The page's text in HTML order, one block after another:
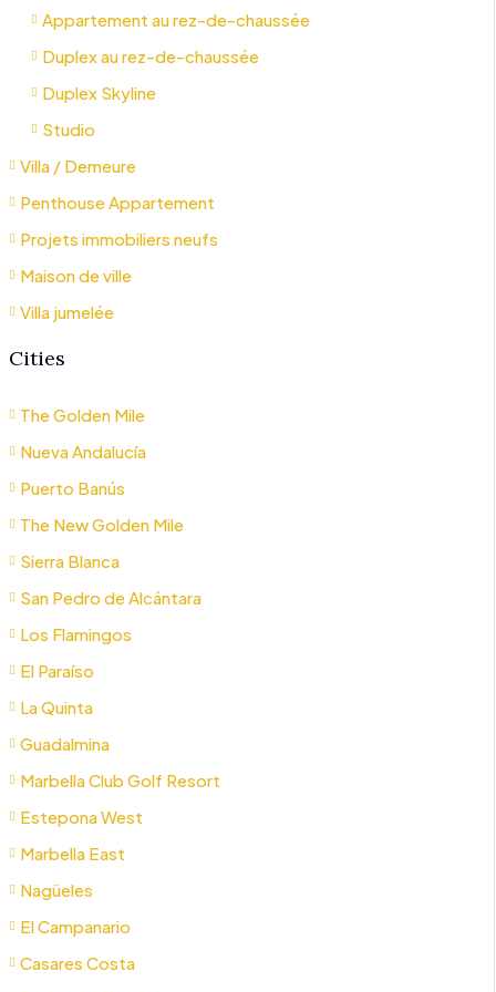
Appartement au rez-de-chaussée
Duplex au rez-de-chaussée
Duplex Skyline
Studio
Villa / Demeure
Penthouse Appartement
Projets immobiliers neufs
Maison de ville
Villa jumelée
Cities
The Golden Mile
Nueva Andalucía
Puerto Banús
The New Golden Mile
Sierra Blanca
San Pedro de Alcántara
Los Flamingos
El Paraíso
La Quinta
Guadalmina
Marbella Club Golf Resort
Estepona West
Marbella East
Nagüeles
El Campanario
Casares Costa